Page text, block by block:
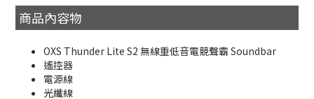
商品內容物
OXS Thunder Lite S2 無線重低音電競聲霸 Soundbar
遙控器
電源線
光纖線